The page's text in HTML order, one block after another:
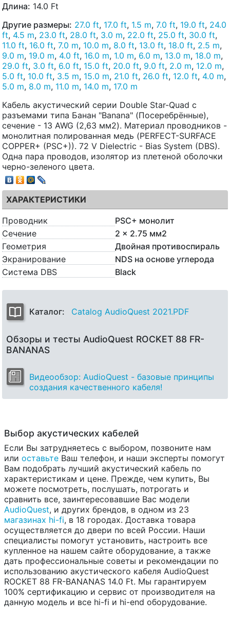
Длина: 14.0 Ft
Другие размеры: 27.0 ft, 17.0 ft, 1.5 m, 7.0 ft, 19.0 ft, 24.0
ft, 4.5 m, 23.0 ft, 28.0 ft, 3.0 m, 22.0 ft, 25.0 ft, 30.0 ft,
11.0 ft, 16.0 ft, 7.0 m, 10.0 m, 8.0 ft, 13.0 ft, 18.0 ft, 2.5 m,
9.0 m, 19.0 m, 4.0 ft, 16.0 m, 1.0 m, 6.0 m, 13.0 m, 18.0 m,
29.0 ft, 3.0 ft, 6.0 ft, 15.0 ft, 20.0 ft, 9.0 ft, 2.0 m, 12.0 m,
5.0 ft, 10.0 ft, 3.5 m, 15.0 m, 21.0 ft, 26.0 ft, 12.0 ft, 4.0 m,
5.0 m, 8.0 m, 11.0 m, 14.0 m, 17.0 m
Кабель акустический серии Double Star-Quad с
разъемами типа Банан "Banana" (Посеребрённые),
сечение - 13 AWG (2,63 мм2). Материал проводников -
монолитная полированная медь (PERFECT-SURFACE
COPPER+ (PSC+)). 72 V Dielectric - Bias System (DBS).
Одна пара проводов, изолятор из плетеной оболочки
черно-зеленого цвета.
ХАРАКТЕРИСТИКИ
Проводник
PSC+ монолит
Сечение
2 x 2.75 мм2
Геометрия
Двойная противоспираль
Экранирование
NDS на основе углерода
Система DBS
Black
Каталог: Catalog AudioQuest 2021.PDF
Обзоры и тесты AudioQuest ROCKET 88 FR-
BANANAS
Видеообзор: AudioQuest - базовые принципы
создания качественного кабеля!
Выбор акустических кабелей
Если Вы затрудняетесь с выбором, позвоните нам
или оставьте Ваш телефон, и наши эксперты помогут
Вам подобрать лучший акустический кабель по
характеристикам и цене. Прежде, чем купить, Вы
можете посмотреть, послушать, потрогать и
сравнить все, заинтересовавшие Вас модели
AudioQuest, и других брендов, в одном из 23
магазинах hi-fi, в 18 городах. Доставка товара
осуществляется до двери по всей России. Наши
специалисты помогут установить, настроить все
купленное на нашем сайте оборудование, а также
дать профессиональные советы и рекомендации по
использованию акустического кабеля AudioQuest
ROCKET 88 FR-BANANAS 14.0 Ft. Мы гарантируем
100% сертификацию и сервис от производителя на
данную модель и все hi-fi и hi-end оборудование.